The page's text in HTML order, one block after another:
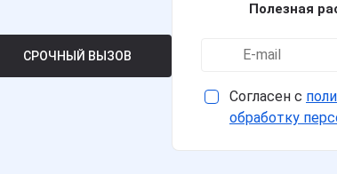
СРОЧНЫЙ ВЫЗОВ
Полезная
Согласен с
обработку